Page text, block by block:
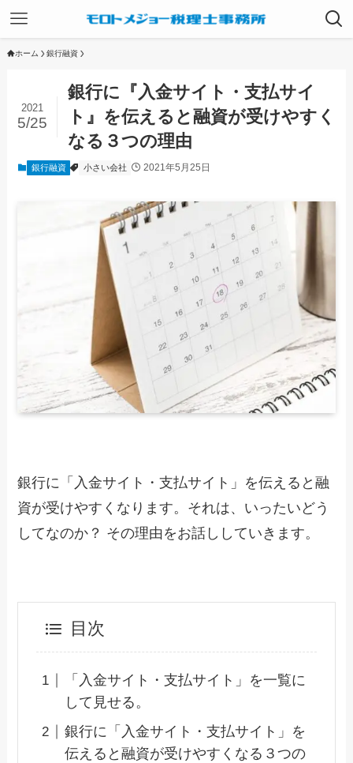
ホーム 銀行融資
銀行に『入金サイト・支払サイ
ト』を伝えると融資が受けやすく
なる３つの理由
2021
5/25
銀行融資 小さい会社 2021年5月25日
銀行に「入金サイト・支払サイト」を伝えると融
資が受けやすくなります。それは、いったいどう
してなのか？ その理由をお話ししていきます。
目次
「入金サイト・支払サイト」を一覧に
して見せる。
銀行に「入金サイト・支払サイト」を
伝えると融資が受けやすくなる３つの